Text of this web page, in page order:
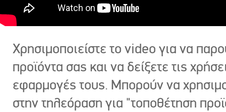
Χρησιμοποιείστε το video για να
προϊόντα σας και να δείξετε τις
εφαρμογές τους. Μπορούν να
στην τηλεόραση για "τοποθέτηση